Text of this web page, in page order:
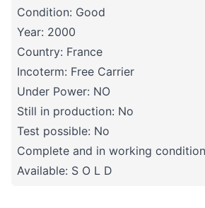
Condition: Good
Year: 2000
Country: France
Incoterm: Free Carrier
Under Power: NO
Still in production: No
Test possible: No
Complete and in working
Available: S O L D